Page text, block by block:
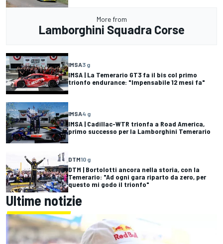
More from
Lamborghini Squadra Corse
IMSA3 g
IMSA | La Temerario GT3 fa il bis col primo
trionfo endurance: "Impensabile 12 mesi fa"
IMSA4 g
IMSA | Cadillac-WTR trionfa a Road America,
primo successo per la Lamborghini Temerario
DTM10 g
DTM | Bortolotti ancora nella storia, con la
Temerario: "Ad ogni gara riparto da zero, per
questo mi godo il trionfo"
Ultime notizie